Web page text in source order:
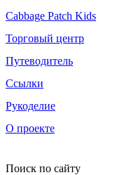
Cabbage Patch Kids
Торговый центр
Путеводитель
Ссылки
Рукоделие
О проекте
Поиск по сайту